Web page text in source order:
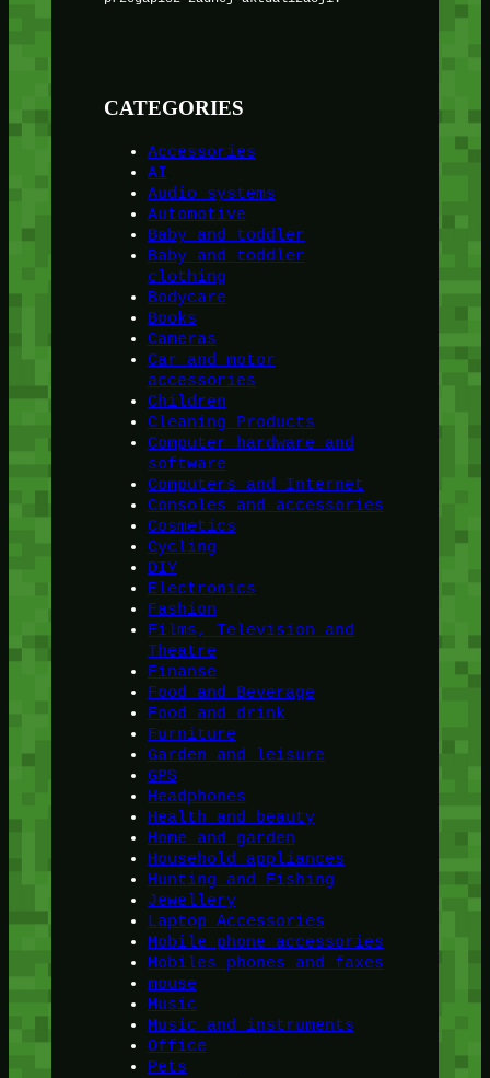
CATEGORIES
Accessories
AI
Audio systems
Automotive
Baby and toddler
Baby and toddler
clothing
Bodycare
Books
Cameras
Car and motor
accessories
Children
Cleaning Products
Computer hardware and
software
Computers and Internet
Consoles and accessories
Cosmetics
Cycling
DIY
Electronics
Fashion
Films, Television and
Theatre
Finanse
Food and Beverage
Food and drink
Furniture
Garden and leisure
GPS
Headphones
Health and beauty
Home and garden
Household appliances
Hunting and Fishing
Jewellery
Laptop Accessories
Mobile phone accessories
Mobiles phones and faxes
mouse
Music
Music and instruments
Office
Pets